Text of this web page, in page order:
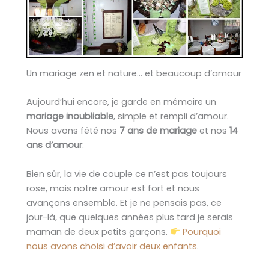
Un mariage zen et nature… et beaucoup d’amour
Aujourd’hui encore, je garde en mémoire un
mariage inoubliable, simple et rempli d’amour.
Nous avons fêté nos 7 ans de mariage et nos 14
ans d’amour.
Bien sûr, la vie de couple ce n’est pas toujours
rose, mais notre amour est fort et nous
avançons ensemble. Et je ne pensais pas, ce
jour-là, que quelques années plus tard je serais
maman de deux petits garçons.
Pourquoi
nous avons choisi d’avoir deux enfants.